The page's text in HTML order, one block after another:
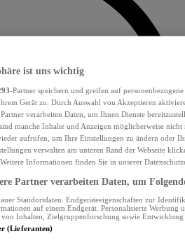
ist uns wichtig
-Partner speichern und greifen auf
Gerät zu. Durch Auswahl von Akzeptieren
Partner verarbeiten Daten, um Ihnen Dienste
manche Inhalte und Anzeigen möglicherweise nicht
aufrufen, um Ihre Einstellungen zu ändern oder
verwalten am unteren Rand der Webseite
Weitere Informationen finden Sie in unserer
Partner verarbeiten Daten, um
Standortdaten. Endgeräteeigenschaften zur
auf einem Endgerät. Personalisierte Werbung
von Inhalten, Zielgruppenforschung sowie
(Lieferanten)